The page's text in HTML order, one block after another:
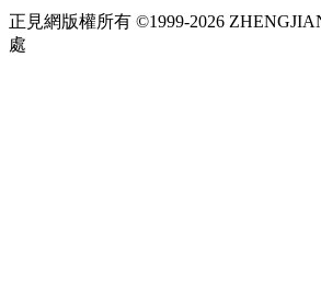
正見網版權所有 ©1999-2026
處